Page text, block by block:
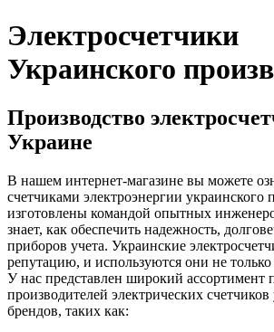
Электросчетчики
Украинского
Производство
Украине
В нашем интернет-магазине вы можете
счетчиками электроэнергии украинского
изготовлены командой опытных
знает, как обеспечить надежность,
приборов учета. Украинские
репутацию, и используются они не
У нас представлен широкий ассортимент
производителей электрических
брендов, таких как: